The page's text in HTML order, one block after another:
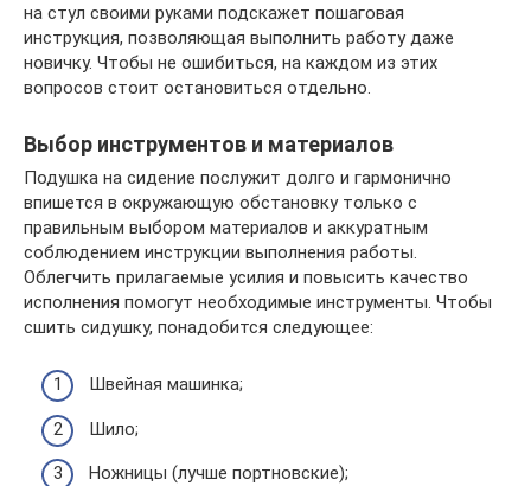
на стул своими руками подскажет пошаговая
инструкция, позволяющая выполнить работу даже
новичку. Чтобы не ошибиться, на каждом из этих
вопросов стоит остановиться отдельно.
Выбор инструментов и материалов
Подушка на сидение послужит долго и гармонично
впишется в окружающую обстановку только с
правильным выбором материалов и аккуратным
соблюдением инструкции выполнения работы.
Облегчить прилагаемые усилия и повысить качество
исполнения помогут необходимые инструменты. Чтобы
сшить сидушку, понадобится следующее:
Швейная машинка;
Шило;
Ножницы (лучше портновские);